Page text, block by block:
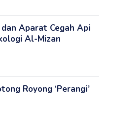
Aparat Cegah Api
Al-Mizan
Royong ‘Perangi’